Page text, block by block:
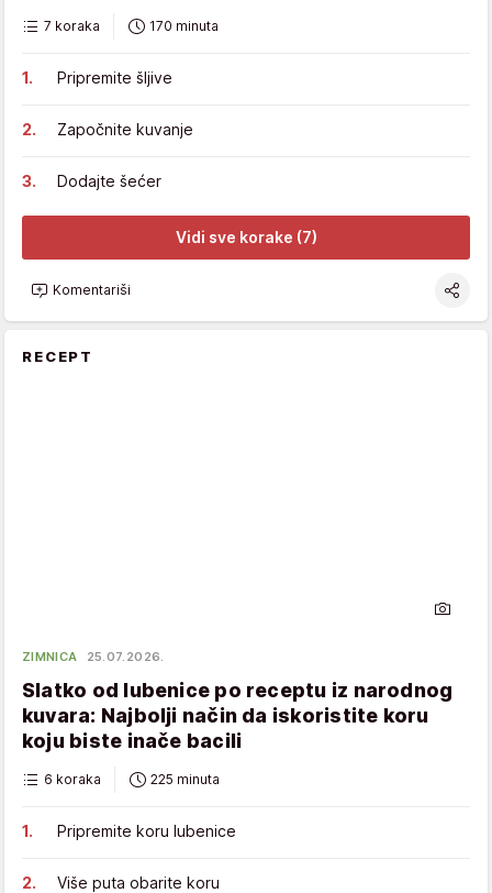
7 koraka 170 minuta
Pripremite šljive
Započnite kuvanje
Dodajte šećer
Vidi sve korake (7)
Komentariši
RECEPT
ZIMNICA 25.07.2026.
Slatko od lubenice po receptu iz narodnog
kuvara: Najbolji način da iskoristite koru
koju biste inače bacili
6 koraka 225 minuta
Pripremite koru lubenice
Više puta obarite koru